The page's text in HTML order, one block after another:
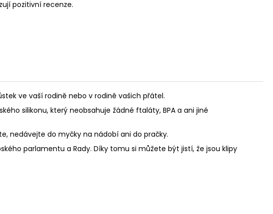
pozitivní recenze.
ve vaší rodině nebo v rodině vašich přátel.
silikonu, který neobsahuje žádné ftaláty, BPA a ani jiné
nedávejte do myčky na nádobí ani do pračky.
parlamentu a Rady. Díky tomu si můžete být jistí, že jsou klipy